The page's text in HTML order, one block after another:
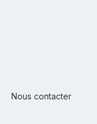
Nous contacter